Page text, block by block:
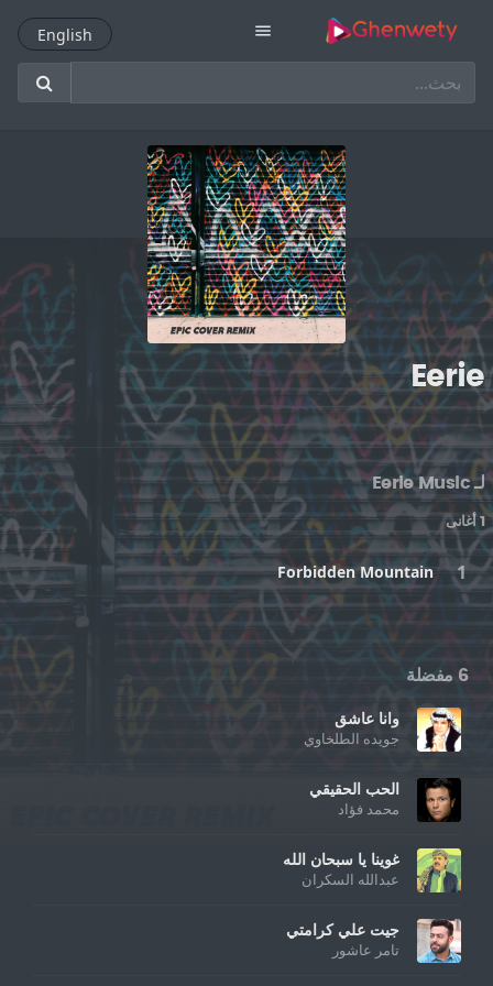
menu
English English
Eerie
لـ Eerie Music
1 أغانى
Forbidden Mountain
6 مفضلة
وانا عاشق
جويده الطلخاوي
الحب الحقيقي
محمد فؤاد
غوينا يا سبحان الله
عبدالله السكران
جيت علي كرامتي
تامر عاشور